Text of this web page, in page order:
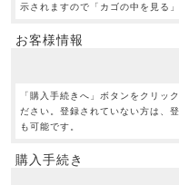
示されますので「カゴの中を見る
お客様情報
「購入手続きへ」ボタンをクリッ
ださい。登録されていない方は、
も可能です。
購入手続き